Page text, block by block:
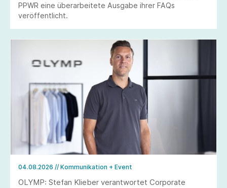
PPWR eine überarbeitete Ausgabe ihrer FAQs
veröffentlicht.
04.08.2026 // Kommunikation + Event
OLYMP: Stefan Klieber verantwortet Corporate